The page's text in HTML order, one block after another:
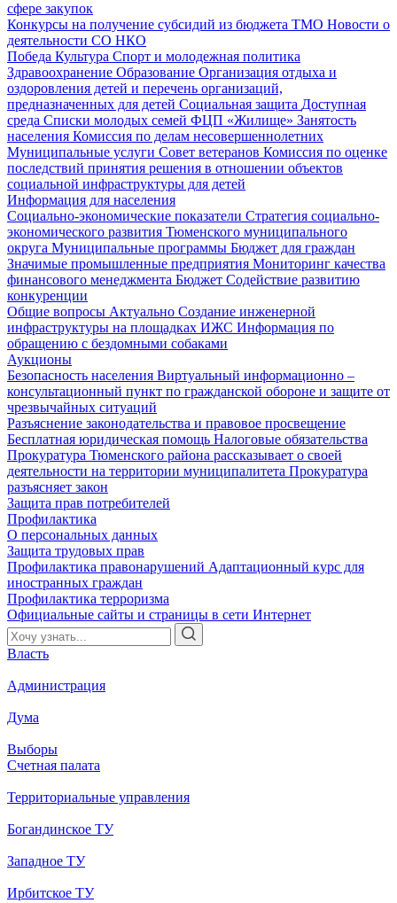
сфере закупок
Конкурсы на получение субсидий из бюджета ТМО Новости о
деятельности СО НКО
Победа Культура Спорт и молодежная политика
Здравоохранение Образование Организация отдыха и
оздоровления детей и перечень организаций,
предназначенных для детей Социальная защита Доступная
среда Списки молодых семей ФЦП «Жилище» Занятость
населения Комиссия по делам несовершеннолетних
Муниципальные услуги Совет ветеранов Комиссия по оценке
последствий принятия решения в отношении объектов
социальной инфраструктуры для детей
Информация для населения
Социально-экономические показатели Стратегия социально-
экономического развития Тюменского муниципального
округа Муниципальные программы Бюджет для граждан
Значимые промышленные предприятия Мониторинг качества
финансового менеджмента Бюджет Содействие развитию
конкуренции
Общие вопросы Актуально Создание инженерной
инфраструктуры на площадках ИЖС Информация по
обращению с бездомными собаками
Аукционы
Безопасность населения Виртуальный информационно –
консультационный пункт по гражданской обороне и защите от
чрезвычайных ситуаций
Разъяснение законодательства и правовое просвещение
Бесплатная юридическая помощь Налоговые обязательства
Прокуратура Тюменского района рассказывает о своей
деятельности на территории муниципалитета Прокуратура
разъясняет закон
Защита прав потребителей
Профилактика
О персональных данных
Защита трудовых прав
Профилактика правонарушений Адаптационный курс для
иностранных граждан
Профилактика терроризма
Официальные сайты и страницы в сети Интернет
Власть
Администрация
Дума
Выборы
Счетная палата
Территориальные управления
Богандинское ТУ
Западное ТУ
Ирбитское ТУ